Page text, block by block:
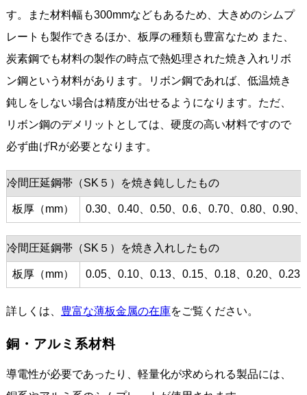
す。また材料幅も300mmなどもあるため、大きめのシムプ
レートも製作できるほか、板厚の種類も豊富なため また、
炭素鋼でも材料の製作の時点で熱処理された焼き入れリボ
ン鋼という材料があります。リボン鋼であれば、低温焼き
鈍しをしない場合は精度が出せるようになります。ただ、
リボン鋼のデメリットとしては、硬度の高い材料ですので
必ず曲げRが必要となります。
冷間圧延鋼帯（SK５）を焼き鈍ししたもの
板厚（mm） 0.30、0.40、0.50、0.6、0.70、0.80、0.90
冷間圧延鋼帯（SK５）を焼き入れしたもの
板厚（mm） 0.05、0.10、0.13、0.15、0.18、0.20、
詳しくは、 豊富な薄板金属の在庫をご覧ください。
銅・アルミ系材料
導電性が必要であったり、軽量化が求められる製品には、